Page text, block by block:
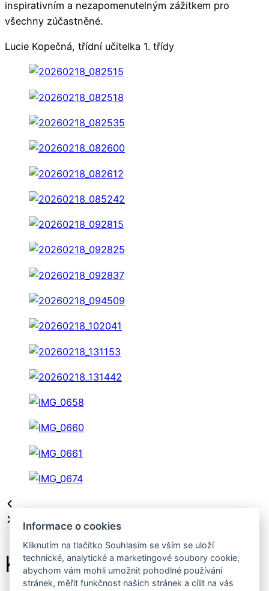
inspirativním a nezapomenutelným zážitkem pro
všechny zúčastněné.
Lucie Kopečná, třídní učitelka 1. třídy
Kontakt
Informace o cookies
Kliknutím na tlačítko Souhlasím se vším se uloží
technické, analytické a marketingové soubory cookie,
abychom vám mohli umožnit pohodlné používání
stránek, měřit funkčnost našich stránek a cílit na vás